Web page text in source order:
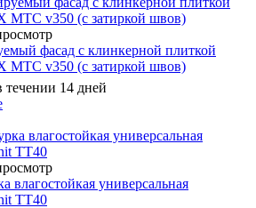
фасад с клинкерной плиткой
МТС v350 (с затиркой швов)
течении 14 дней
влагостойкая универсальная
TT40